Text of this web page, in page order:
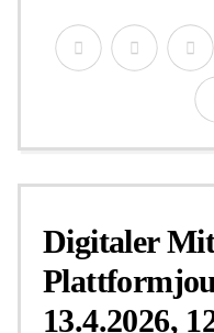
Digitaler
13.4.2026,